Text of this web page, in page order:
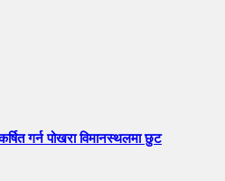
गर्न पोखरा विमानस्थलमा छुट